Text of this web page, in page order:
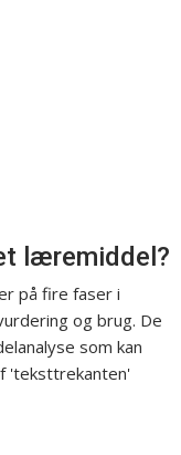
læremiddel?
på fire faser i
og brug. De
som kan
'teksttrekanten'